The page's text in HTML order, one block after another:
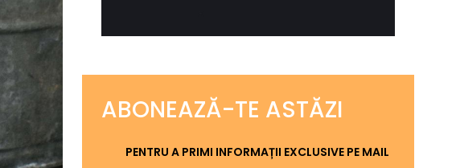
ABONEAZĂ-TE ASTĂZI
PENTRU A PRIMI INFORMAȚII EXCLUSIVE PE MAIL